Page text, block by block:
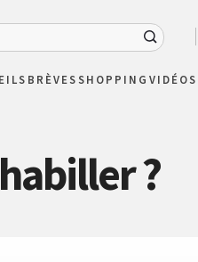
BRÈVESSHOPPING VIDÉOS
?